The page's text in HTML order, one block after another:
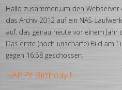
Hallo zusammen,um den
das Archiv 2012 auf ein NAS-
auf, das genau heute vor einem
Das erste (noch unscharfe) Bild am
gegen 16:58 geschossen.
HAPPY Birthday !!